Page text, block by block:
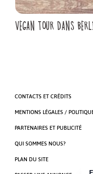
VEGAN TOUR DANS
CONTACTS ET CRÉDITS
MENTIONS LÉGALES /
PARTENAIRES ET PUBLICITÉ
QUI SOMMES NOUS?
PLAN DU SITE